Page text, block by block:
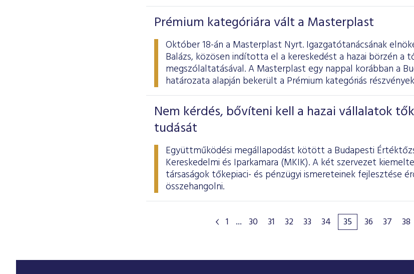
Prémium kategóriára vált a Masterplast
Október 18-án a Masterplast Nyrt. Igazgatótanácsának
Balázs, közösen indította el a kereskedést a hazai börzén a
megszólaltatásával. A Masterplast egy nappal korábban a
határozata alapján bekerült a Prémium kategóriás
Nem kérdés, bővíteni kell a hazai vállalatok
tudását
Együttműködési megállapodást kötött a Budapesti
Kereskedelmi és Iparkamara (MKIK). A két szervezet
társaságok tőkepiaci- és pénzügyi ismereteinek fejlesztése
összehangolni.
1 ... 30 31 32 33 34 35 36 37 38